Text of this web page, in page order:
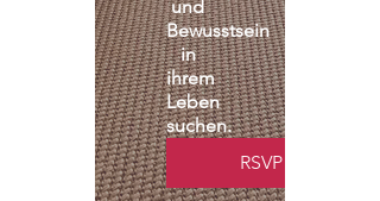
und
Bewusstsein
in
ihrem
Leben
suchen.
RSVP